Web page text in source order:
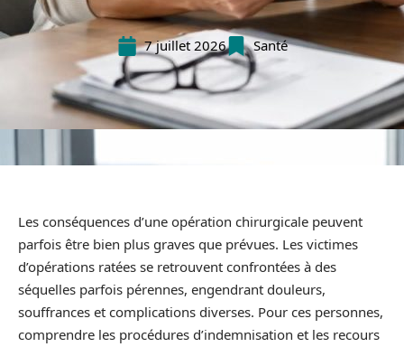
7 juillet 2026 Santé
Les conséquences d’une opération chirurgicale peuvent
parfois être bien plus graves que prévues. Les victimes
d’opérations ratées se retrouvent confrontées à des
séquelles parfois pérennes, engendrant douleurs,
souffrances et complications diverses. Pour ces personnes,
comprendre les procédures d’indemnisation et les recours